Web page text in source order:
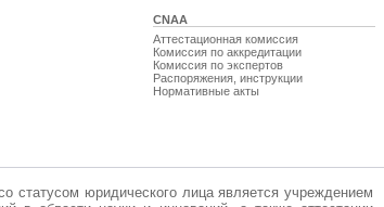
CNAA
Аттестационная комиссия
Комиссия по аккредитации
Комиссия по экспертов
Распоряжения, инструкции
Нормативные акты
статусом юридического лица является учреждением